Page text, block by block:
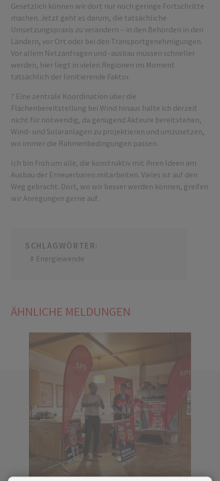
Gesetzlich können wir dort nur noch geringe Fortschritte
machen. Jetzt geht es darum, die tatsächliche
Umsetzungspraxis zu verändern – in den Behörden in den
Ländern, vor Ort oder bei den Transportgenehmigungen.
Vor allem Netzanfragen und -ausbau müssen schneller
werden, hier liegt in vielen Regionen im Moment
tatsächlich der limitierende Faktor.
? Eine zentrale Koordination über die
Flächenbereitstellung bei Wind hinaus halte ich derzeit
nicht für notwendig, da genügend Akteure bereitstehen,
Wind- und Solaranlagen zu projektieren und umzusetzen,
wo immer die Rahmenbedingungen passen.
Ich bin froh um alle, die konstruktiv mit ihren Ideen am
Ausbau der Erneuerbaren mitarbeiten. Vieles ist auf den
Weg gebracht. Dort, wo wir besser werden können, greifen
wir Anregungen gerne auf.
SCHLAGWÖRTER:
Energiewende
ÄHNLICHE MELDUNGEN